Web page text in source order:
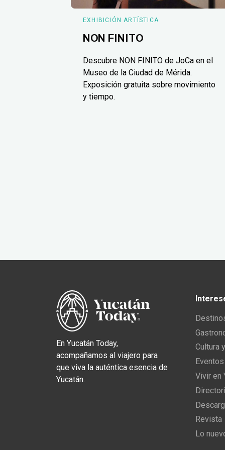
EXHIBICIÓN ARTÍSTICA
NON FINITO
Descubre NON FINITO de JoCa en el
Museo de la Ciudad de Mérida.
Exposición gratuita sobre movimiento
y tiempo.
En Yucatán Today,
acompañamos al viajero para
que viva la auténtica esencia de
Yucatán.
Cultura
Vivir en
Revista
Lo